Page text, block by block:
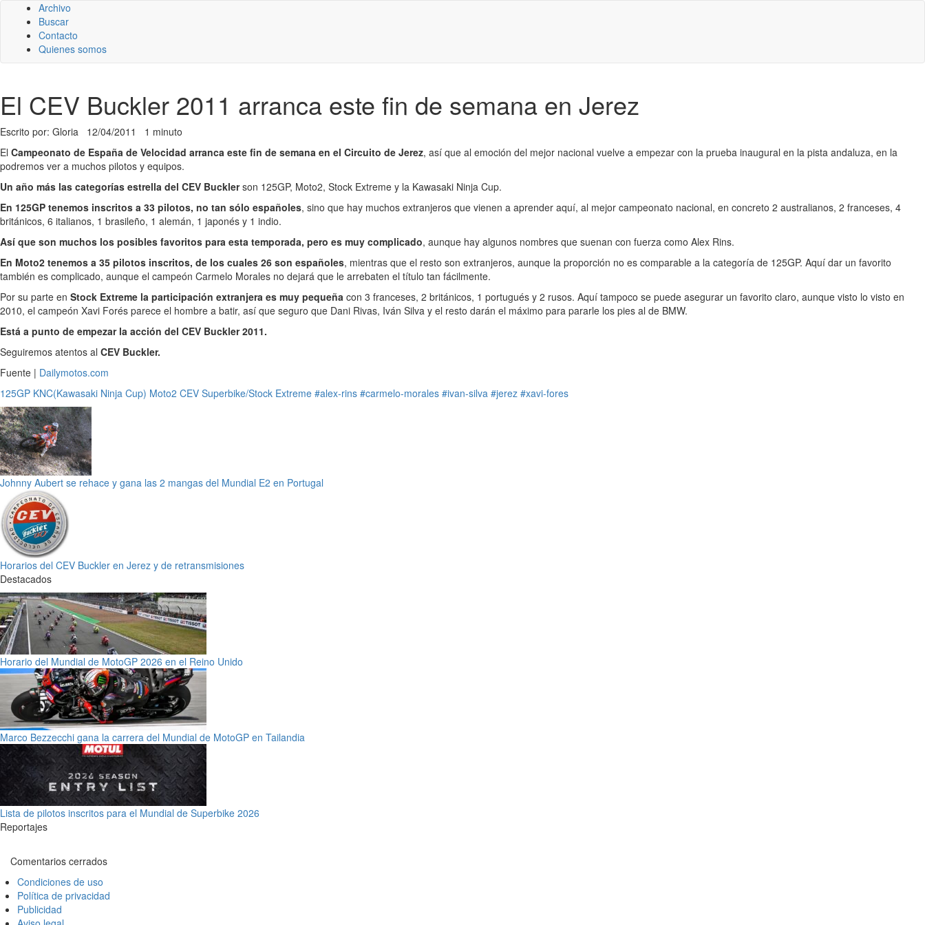
Archivo
Buscar
Contacto
Quienes somos
El CEV Buckler 2011 arranca este fin de semana en Jerez
Escrito por: Gloria 12/04/2011 1 minuto
El Campeonato de España de Velocidad arranca este fin de semana en el Circuito de Jerez, así que al emoción del mejor nacional vuelve a empezar con la prueba inaugural en la pista andaluza, en la
podremos ver a muchos pilotos y equipos.
Un año más las categorías estrella del CEV Bucklerson 125GP, Moto2, Stock Extreme y la Kawasaki Ninja Cup.
En 125GP tenemos inscritos a 33 pilotos, no tan sólo españoles, sino que hay muchos extranjeros que vienen a aprender aquí, al mejor campeonato nacional, en concreto 2 australianos, 2 franceses, 4
británicos, 6 italianos, 1 brasileño, 1 alemán, 1 japonés y 1 indio.
Así que son muchos los posibles favoritos para esta temporada, pero es muy complicado, aunque hay algunos nombres que suenan con fuerza como Alex Rins.
En Moto2 tenemos a 35 pilotos inscritos, de los cuales 26 son españoles, mientras que el resto son extranjeros, aunque la proporción no es comparable a la categoría de 125GP. Aquí dar un favorito
también es complicado, aunque el campeón Carmelo Morales no dejará que le arrebaten el título tan fácilmente.
Por su parte en Stock Extreme la participación extranjera es muy pequeña con 3 franceses, 2 británicos, 1 portugués y 2 rusos. Aquí tampoco se puede asegurar un favorito claro, aunque visto lo visto en
2010, el campeón Xavi Forés parece el hombre a batir, así que seguro que Dani Rivas, Iván Silva y el resto darán el máximo para pararle los pies al de BMW.
Está a punto de empezar la acción del CEV Buckler 2011.
Seguiremos atentos al CEV Buckler.
Fuente | Dailymotos.com
125GP KNC(Kawasaki Ninja Cup) Moto2 CEV Superbike/Stock Extreme #alex-rins #carmelo-morales #ivan-silva #jerez #xavi-fores
Johnny Aubert se rehace y gana las 2 mangas del Mundial E2 en Portugal
Horarios del CEV Buckler en Jerez y de retransmisiones
Destacados
Horario del Mundial de MotoGP 2026 en el Reino Unido
Marco Bezzecchi gana la carrera del Mundial de MotoGP en Tailandia
Lista de pilotos inscritos para el Mundial de Superbike 2026
Reportajes
Comentarios cerrados
Condiciones de uso
Política de privacidad
Publicidad